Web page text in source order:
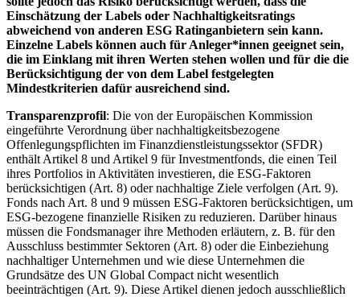
Einschätzung der Labels oder Nachhaltigkeitsratings
abweichend von anderen ESG Ratinganbietern sein kann.
Einzelne Labels können auch für Anleger*innen geeignet sein,
die im Einklang mit ihren Werten stehen wollen und für die die
Berücksichtigung der von dem Label festgelegten
Mindestkriterien dafür ausreichend sind.
Transparenzprofil: Die von der Europäischen Kommission
eingeführte Verordnung über nachhaltigkeitsbezogene
Offenlegungspflichten im Finanzdienstleistungssektor (SFDR)
enthält Artikel 8 und Artikel 9 für Investmentfonds, die einen Teil
ihres Portfolios in Aktivitäten investieren, die ESG-Faktoren
berücksichtigen (Art. 8) oder nachhaltige Ziele verfolgen (Art. 9).
Fonds nach Art. 8 und 9 müssen ESG-Faktoren berücksichtigen, um
ESG-bezogene finanzielle Risiken zu reduzieren. Darüber hinaus
müssen die Fondsmanager ihre Methoden erläutern, z. B. für den
Ausschluss bestimmter Sektoren (Art. 8) oder die Einbeziehung
nachhaltiger Unternehmen und wie diese Unternehmen die
Grundsätze des UN Global Compact nicht wesentlich
beeinträchtigen (Art. 9). Diese Artikel dienen jedoch ausschließlich